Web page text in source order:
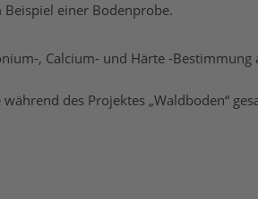
einer Bodenprobe.
, Calcium- und Härte -Bestimmung
des Projektes „Waldboden“